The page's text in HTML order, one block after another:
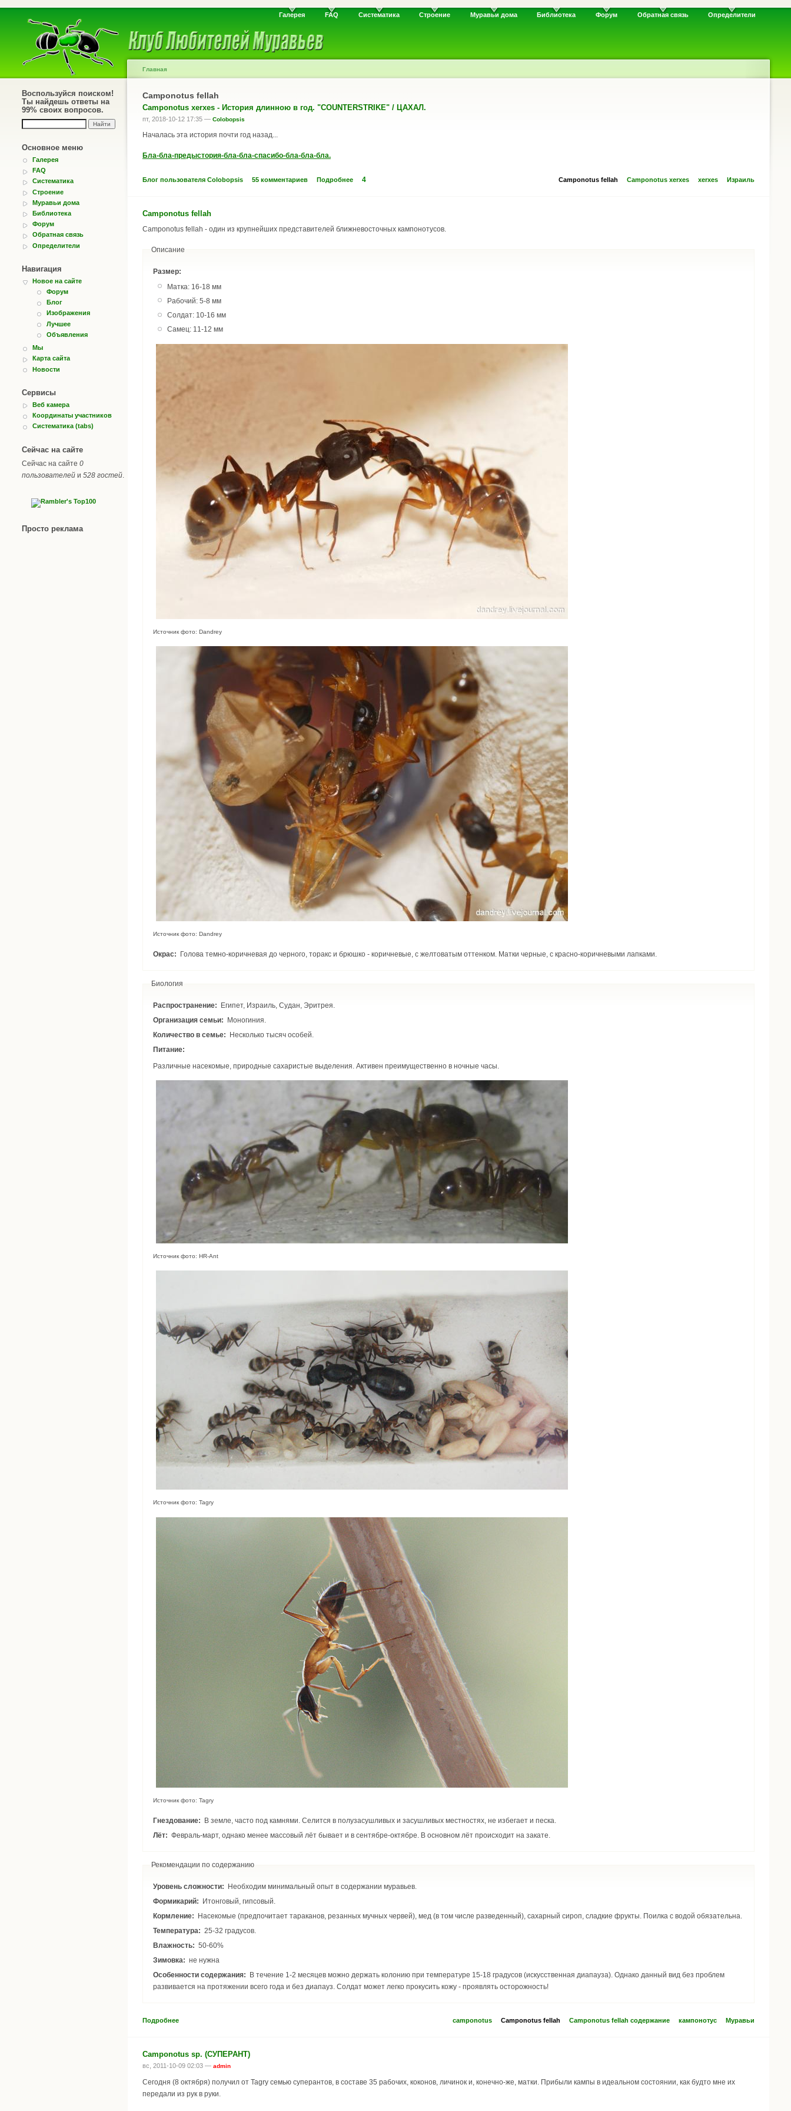
Галерея FAQ Систематика Строение Муравьи дома Библиотека Форум Обратная связь Определители
Воспользуйся поиском!
Ты найдешь ответы на
99% своих вопросов.
Основное меню
Галерея
FAQ
Систематика
Строение
Муравьи дома
Библиотека
Форум
Обратная связь
Определители
Навигация
Новое на сайте
Форум
Блог
Изображения
Лучшее
Объявления
Мы
Карта сайта
Новости
Сервисы
Веб камера
Координаты участников
Систематика (tabs)
Сейчас на сайте
Сейчас на сайте 0
пользователей и 528 гостей
Просто реклама
Главная
Camponotus fellah
Camponotus xerxes - История длинною в год. "COUNTERSTRIKE" / ЦАХАЛ.
пт, 2018-10-12 17:35 — Colobopsis
Началась эта история почти год назад...
Бла-бла-предыстория-бла-бла-спасибо-бла-бла-бла.
Camponotus fellah Camponotus xerxes xerxes Израиль
Блог пользователя Colobopsis 55 комментариев Подробнее 4
Camponotus fellah
Camponotus fellah - один из крупнейших представителей ближневосточных кампонотусов.
Описание
Размер:
Матка: 16-18 мм
Рабочий: 5-8 мм
Солдат: 10-16 мм
Самец: 11-12 мм
Источник фото: Dandrey
Источник фото: Dandrey
Окрас: Голова темно-коричневая до черного, торакс и брюшко - коричневые, с желтоватым оттенком. Матки черные, с красно-коричневыми лапками.
Биология
Распространение:
Египет, Израиль, Судан, Эритрея.
Организация семьи:
Моногиния.
Количество в семье:
Несколько тысяч особей.
Питание:
Различные насекомые, природные сахаристые выделения. Активен преимущественно в ночные часы.
Источник фото: HR-Ant
Источник фото: Tagry
Источник фото: Tagry
Гнездование:
В земле, часто под камнями. Селится в полузасушливых и засушливых местностях, не избегает и песка.
Лёт: Февраль-март, однако менее массовый лёт бывает и в сентябре-октябре. В основном лёт происходит на закате.
Рекомендации по содержанию
Уровень сложности:
Необходим минимальный опыт в содержании муравьев.
Формикарий:
Итонговый, гипсовый.
Кормление:
Насекомые (предпочитает тараканов, резанных мучных червей), мед (в том числе разведенный), сахарный сироп, сладкие фрукты. Поилка с водой обязательна.
Температура: 25-32 градусов.
Влажность: 50-60%
Зимовка: не нужна
Особенности содержания:
развивается на протяжении всего года и без диапауз. Солдат может легко прокусить кожу - проявлять осторожность!
camponotus Camponotus fellah Camponotus fellah содержание кампонотус Муравьи
Подробнее
Camponotus sp. (СУПЕРАНТ)
вс, 2011-10-09 02:03 — admin
Сегодня (8 октября) получил от Tagry семью суперантов, в составе 35 рабочих, коконов, личинок и, конечно-же, матки. Прибыли кампы в идеальном состоянии, как будто мне их
передали из рук в руки.